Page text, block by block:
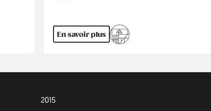
En savoir plus
2015